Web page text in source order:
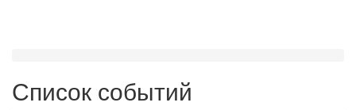
Список событий